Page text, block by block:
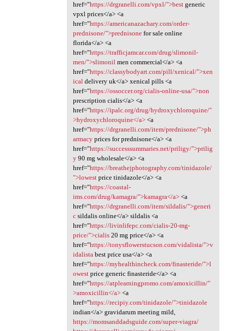
href="https://drgranelli.com/vpxl/">bestgeneric
vpxl prices</a> <a
href="https://americanazachary.com/order-
prednisone/">prednisonefor sale online
florida</a> <a
href="https://trafficjamcar.com/drug/slimonil-
men/">slimonilmen commercial</a> <a
href="https://classybodyart.com/pill/xenical/">xen
icaldelivery uk</a> xenical pills <a
href="https://ossoccer.org/cialis-online-usa/">non
prescription cialis</a> <a
href="https://ipalc.org/drug/hydroxychloroquine/"
>hydroxychloroquine</a><a
href="https://drgranelli.com/item/prednisone/">ph
armacyprices for prednisone</a> <a
href="https://successsummaries.net/priligy/">prilig
y90 mg wholesale</a> <a
href="https://breathejphotography.com/tinidazole/
">lowestprice tinidazole</a> <a
href="https://coastal-
ims.com/drug/kamagra/">kamagra</a><a
href="https://drgranelli.com/item/sildalis/">generi
csildalis online</a> sildalis <a
href="https://livinlifepc.com/cialis-20-mg-
price/">cialis20 mg price</a> <a
href="https://tonysflowerstucson.com/vidalista/">v
idalistabest price usa</a> <a
href="https://myhealthincheck.com/finasteride/">l
owestprice generic finasteride</a> <a
href="https://atplearningpromo.com/amoxicillin/"
>amoxicillin</a><a
href="https://recipiy.com/tinidazole/">tinidazole
indian</a> gravidarum meeting mild,
https://momsanddadsguide.com/super-viagra/